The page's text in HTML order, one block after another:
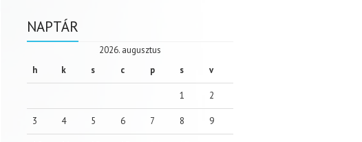
NAPTÁR
2026. augusztus
h
k s c p s v
1 2
3 4 5 6 7 8 9